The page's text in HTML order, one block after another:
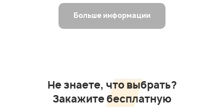
Больше информации
Не знаете, что выбрать?
Закажите бесплатную